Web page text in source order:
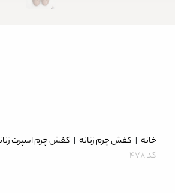
خانه | کفش چرم زنانه| کفش چرم اسپرت زنانه
کد 478